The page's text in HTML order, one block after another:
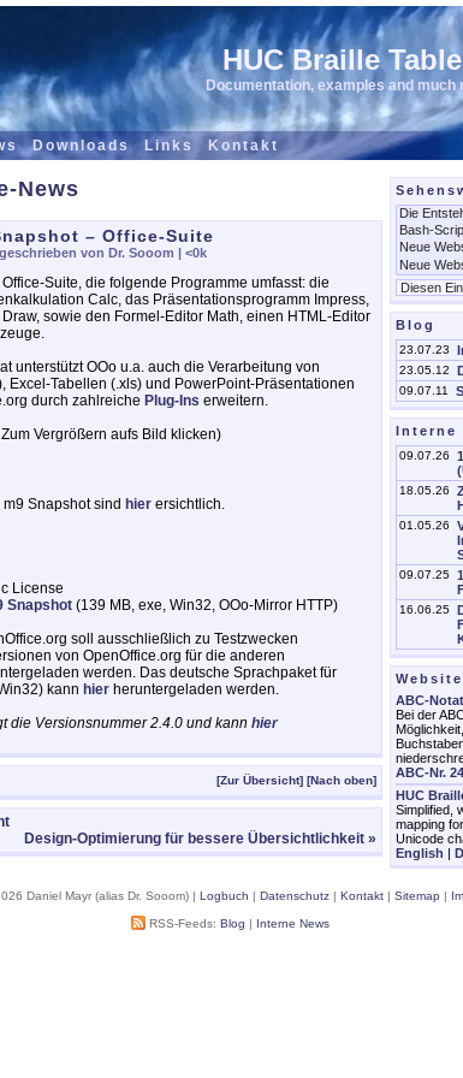
HUC Braille
Documentation, examples and much
Downloads Links Kontakt
News
– Office-Suite
von Dr. Sooom | <0k
Suite, die folgende Programme umfasst: die
Calc, das Präsentationsprogramm Impress,
sowie den Formel-Editor Math, einen HTML-Editor
unterstützt OOo u.a. auch die Verarbeitung von
Excel-Tabellen (.xls) und PowerPoint-Präsentationen
durch zahlreiche Plug-Ins erweitern.
Vergrößern aufs Bild klicken)
Snapshot sind hier ersichtlich.
License
Snapshot (139 MB, exe, Win32, OOo-Mirror HTTP)
soll ausschließlich zu Testzwecken
von OpenOffice.org für die anderen
werden. Das deutsche Sprachpaket für
kann hier heruntergeladen werden.
die Versionsnummer 2.4.0 und kann hier
[Zur Übersicht] [Nach oben]
Design-Optimierung für bessere Übersichtlichkeit »
Blog
23.07.23
23.05.12
09.07.11
Interne
09.07.26
18.05.26
01.05.26
09.07.25
16.06.25
ABC-
Bei der
ABC-Nr.
HUC
Simplified,
mapping
Unicode
English |
Daniel Mayr (alias Dr. Sooom) | Logbuch | Datenschutz| Kontakt| Sitemap |
RSS-Feeds: Blog | Interne News